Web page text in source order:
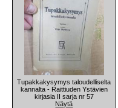
Tupakkakysymys taloudelliselta
kannalta - Raittiuden Ystävien
kirjasia II sarja nr 57
Näytä